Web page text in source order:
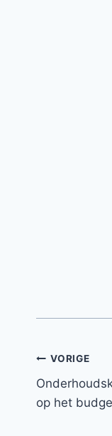
Bericht
VORIGE
op het